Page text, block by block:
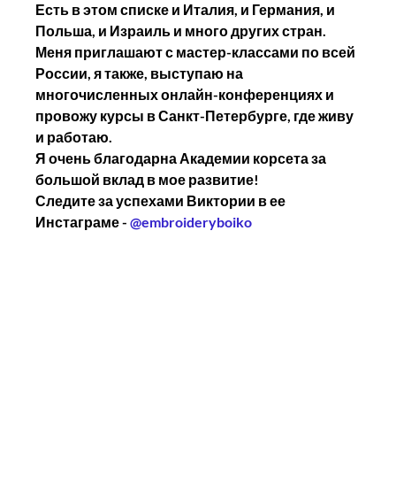
Есть в этом списке и Италия, и Германия, и
Польша, и Израиль и много других стран.
Меня приглашают с мастер-классами по всей
России, я также, выступаю на
многочисленных онлайн-конференциях и
провожу курсы в Санкт-Петербурге, где живу
и работаю.
Я очень благодарна Академии корсета за
большой вклад в мое развитие!
Следите за успехами Виктории в ее
Инстаграме - @embroideryboiko